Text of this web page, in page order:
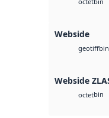
Webside
geotiffbin
Webside
octetbin